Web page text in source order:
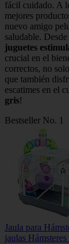
fácil cuidado. A
mejores
nuevo amigo
saludable. Desde
juguetes
crucial en el
correctos, no
que también
escatimes en el
gris!
Bestseller No. 1
Jaula para
jaulas